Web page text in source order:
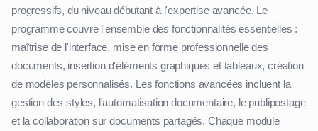
progressifs, du niveau débutant à l'expertise avancée. Le
programme couvre l'ensemble des fonctionnalités essentielles :
maîtrise de l'interface, mise en forme professionnelle des
documents, insertion d'éléments graphiques et tableaux, création
de modèles personnalisés. Les fonctions avancées incluent la
gestion des styles, l'automatisation documentaire, le publipostage
et la collaboration sur documents partagés. Chaque module